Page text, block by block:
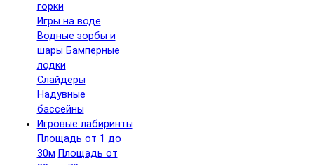
горки
Игры на воде
Водные зорбы и
шары Бамперные
лодки
Слайдеры
Надувные
бассейны
Игровые лабиринты
Площадь от 1 до
30м Площадь от